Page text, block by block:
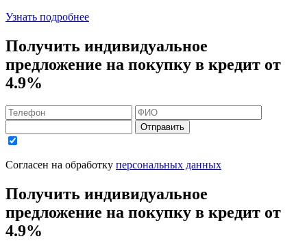
Узнать подробнее
Получить индивидуальное
предложение на покупку в кредит от
4.9%
Отправить
Согласен на обработку персональных данных
Получить индивидуальное
предложение на покупку в кредит от
4.9%